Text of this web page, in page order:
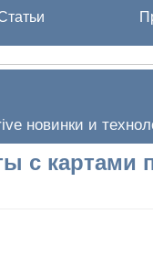
новинки и
с картами